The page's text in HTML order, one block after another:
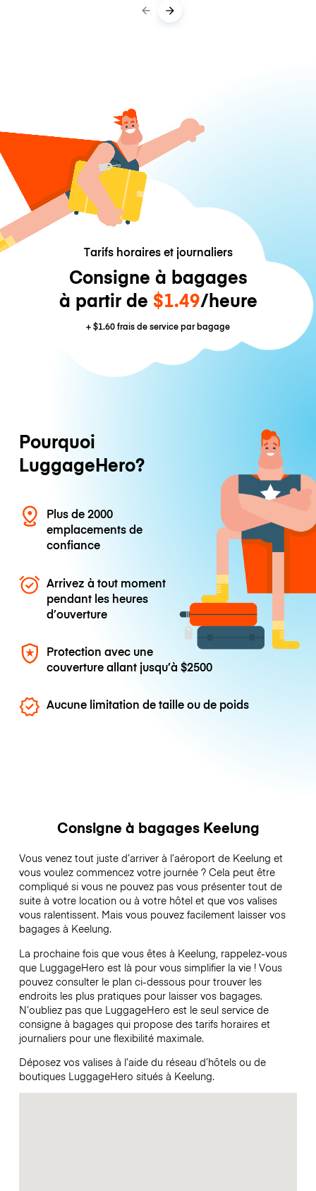
Tarifs horaires et journaliers
Consigne à bagages
à partir de $1.49/heure
+$1.60frais de service par bagage
Pourquoi
LuggageHero?
Plus de 2000
emplacements de
confiance
Arrivez à tout moment
pendant les heures
d’ouverture
Protection avec une
couverture allant jusqu’à$2500
Aucune limitation de taille ou de poids
Consigne à bagages Keelung
Vous venez tout juste d’arriver à l’aéroport de Keelung et
vous voulez commencez votre journée ? Cela peut être
compliqué si vous ne pouvez pas vous présenter tout de
suite à votre location ou à votre hôtel et que vos valises
vous ralentissent. Mais vous pouvez facilement laisser vos
bagages à Keelung.
La prochaine fois que vous êtes à Keelung, rappelez-vous
que LuggageHero est là pour vous simplifier la vie ! Vous
pouvez consulter le plan ci-dessous pour trouver les
endroits les plus pratiques pour laisser vos bagages.
N’oubliez pas que LuggageHero est le seul service de
consigne à bagages qui propose des tarifs horaires et
journaliers pour une flexibilité maximale.
Déposez vos valises à l’aide du réseau d’hôtels ou de
boutiques LuggageHero situés à Keelung.